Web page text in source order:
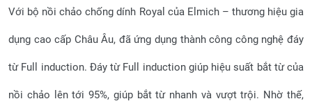
Với bộ nồi chảo chống dính Royal của Elmich – thương hiệu gia
dụng cao cấp Châu Âu, đã ứng dụng thành công công nghệ đáy
từ Full induction. Đáy từ Full induction giúp hiệu suất bắt từ của
nồi chảo lên tới 95%, giúp bắt từ nhanh và vượt trội. Nhờ thế,